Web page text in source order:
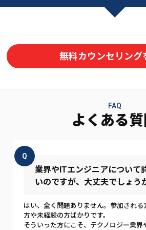
無料カウンセリング
FAQ
よくある
Q
業界やITエンジニアについて
いのですが、大丈夫でしょう
はい、全く問題ありません。参加される
方や未経験の方ばかりです。
そういった方にこそ、テクノロジー業界